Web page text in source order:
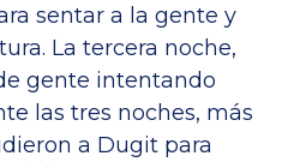
sentar a la gente y
La tercera noche,
gente intentando
las tres noches, más
a Dugit para